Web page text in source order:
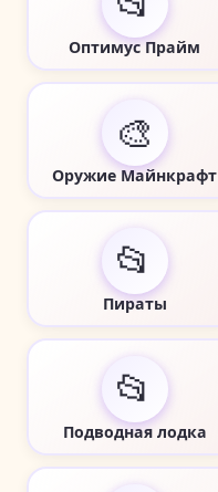
Оптимус Прайм
🎨
Оружие Майнкрафт
📂
Пираты
📂
Подводная лодка